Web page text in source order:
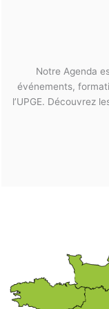
Notre Agenda
événements,
l’UPGE. Découvrez